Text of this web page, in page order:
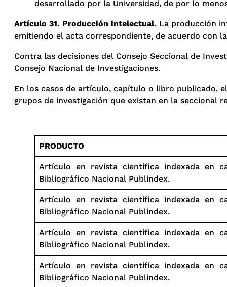
desarrollado por la Universidad, de por lo
Artículo 31. Producción intelectual. La producción
emitiendo el acta correspondiente, de acuerdo con
Contra las decisiones del Consejo Seccional de
Consejo Nacional de Investigaciones.
En los casos de artículo, capítulo o libro publicado,
grupos de investigación que existan en la seccional
PRODUCTO
Artículo en revista científica indexada en
Bibliográfico Nacional Publindex.
Artículo en revista científica indexada en
Bibliográfico Nacional Publindex.
Artículo en revista científica indexada en
Bibliográfico Nacional Publindex.
Artículo en revista científica indexada en
Bibliográfico Nacional Publindex.